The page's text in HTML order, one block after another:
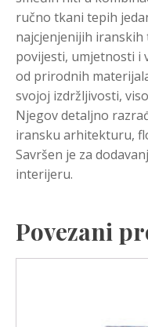
ručno tkani tepih
najcjenjenijih
povijesti, umjetnosti i
od prirodnih
svojoj izdržljivosti,
Njegov detaljno
iransku arhitekturu,
Savršen je za
interijeru.
Povezani